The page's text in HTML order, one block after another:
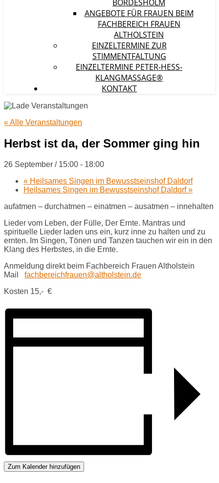
BORDESHOLM
ANGEBOTE FÜR FRAUEN BEIM
FACHBEREICH FRAUEN
ALTHOLSTEIN
EINZELTERMINE ZUR
STIMMENTFALTUNG
EINZELTERMINE PETER-HESS-
KLANGMASSAGE®
KONTAKT
« Alle Veranstaltungen
Herbst ist da, der Sommer ging hin
26 September / 15:00 - 18:00
« Heilsames Singen im Bewusstseinshof Daldorf
Heilsames Singen im Bewusstseinshof Daldorf»
aufatmen – durchatmen – einatmen – ausatmen – innehalten
Lieder vom Leben, der Fülle, Der Ernte. Mantras und
spirituelle Lieder laden uns ein, kurz inne zu halten und zu
ernten. Im Singen, Tönen und Tanzen tauchen wir ein in den
Klang des Herbstes, in die Ernte.
Anmeldung direkt beim Fachbereich Frauen Altholstein
Mail fachbereichfrauen@altholstein.de
Kosten 15,- €
Zum Kalender hinzufügen